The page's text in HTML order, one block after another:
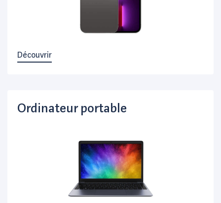
Découvrir
Ordinateur portable